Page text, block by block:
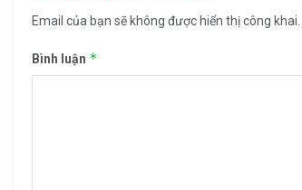
Email của bạn sẽ không được hiển thị công khai.
Bình luận *